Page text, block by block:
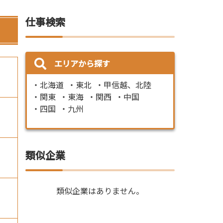
仕事検索
エリアから探す
北海道 東北
甲信越、北陸
関東
東海 関西
中国
四国
九州
類似企業
類似企業はありません。